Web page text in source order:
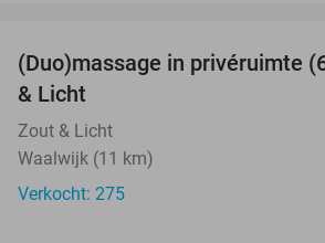
(Duo)massage in privéruimte
& Licht
Zout & Licht
Waalwijk (11 km)
Verkocht: 275